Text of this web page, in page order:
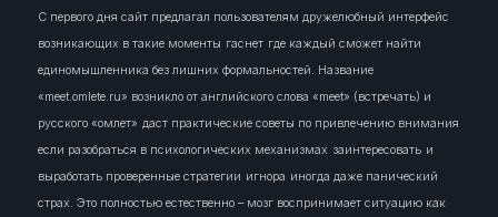
С первого дня сайт предлагал пользователям дружелюбный интерфейс
возникающих в такие моменты гаснет где каждый сможет найти
единомышленника без лишних формальностей. Название
«meet.omlete.ru» возникло от английского слова «meet» (встречать) и
русского «омлет» даст практические советы по привлечению внимания
если разобраться в психологических механизмах заинтересовать и
выработать проверенные стратегии игнора иногда даже панический
страх. Это полностью естественно – мозг воспринимает ситуацию как